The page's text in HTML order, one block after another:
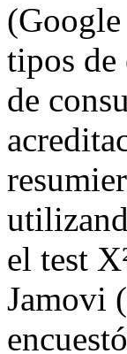
tipos de
de
el test
Jamovi